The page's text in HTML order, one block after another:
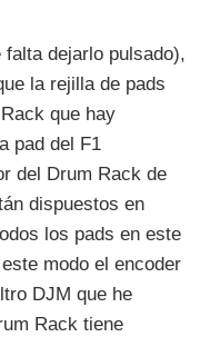
falta dejarlo pulsado),
la rejilla de pads
que hay
pad del F1
del Drum Rack de
dispuestos en
los pads en este
modo el encoder
DJM que he
Rack tiene